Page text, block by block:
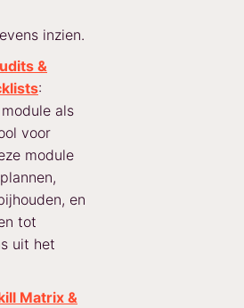
inzien.
&
:
als
voor
module
en
tot
uit het
Matrix &